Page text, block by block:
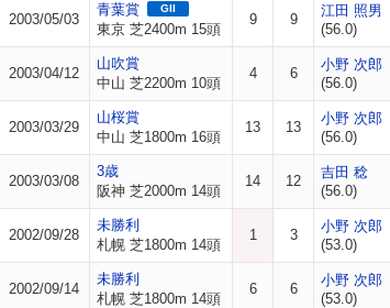
2003/05/03
青葉賞 GII
東京 芝2400m 15頭
9 9
江田 照男
(56.0)
2003/04/12
山吹賞
中山 芝2200m 10頭
4 6
小野 次郎
(56.0)
2003/03/29
山桜賞
中山 芝1800m 16頭
13 13
小野 次郎
(56.0)
2003/03/08
3歳
阪神 芝2000m 14頭
14 12
吉田 稔
(56.0)
2002/09/28
未勝利
札幌 芝1800m 14頭
1 3
小野 次郎
(53.0)
2002/09/14
未勝利
札幌 芝1800m 14頭
6 6
小野 次郎
(53.0)